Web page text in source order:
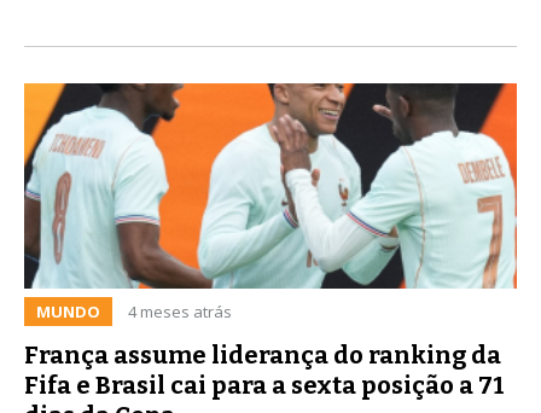
MUNDO 4 meses atrás
França assume liderança do ranking da
Fifa e Brasil cai para a sexta posição a 71